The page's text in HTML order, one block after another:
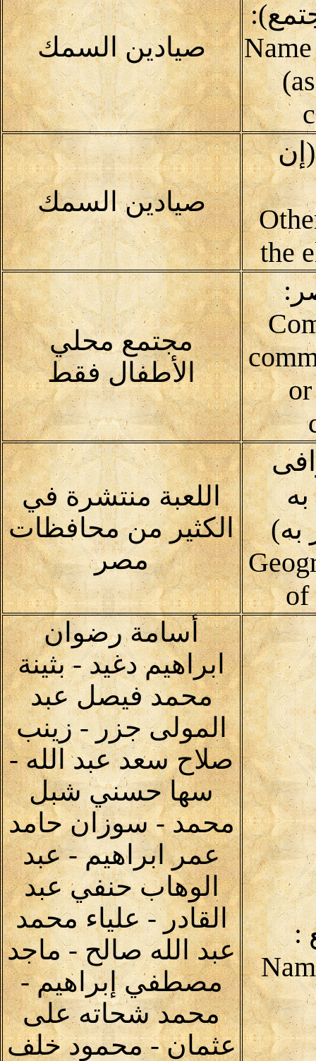
صيادين السمك
the
صيادين السمك
مجتمع محلي
الأطفال فقط
به)
of
اللعبة منتشرة في
الكثير من محافظات
مصر
:
أسامة رضوان
ابراهيم دغيد - بثينة
محمد فيصل عبد
المولى جزر - زينب
صلاح سعد عبد الله -
سها حسني شبل
محمد - سوزان حامد
عمر ابراهيم - عبد
الوهاب حنفي عبد
القادر - علياء محمد
عبد الله صالح - ماجد
مصطفي إبراهيم -
محمد شحاته على
عثمان - محمود خلف